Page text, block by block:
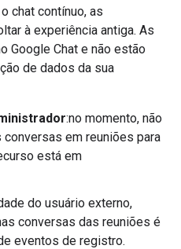
chat contínuo, as
à experiência antiga. As
Google Chat e não estão
de dados da sua
:no momento, não
em reuniões para
está em
do usuário externo,
conversas das reuniões é
eventos de registro.